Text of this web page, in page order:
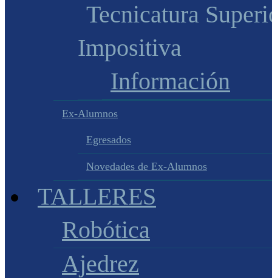
Tecnicatura
Impositiva
Información
Ex-Alumnos
Egresados
Novedades de Ex-Alumnos
TALLERES
Robótica
Ajedrez